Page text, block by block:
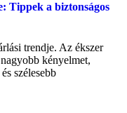
Tippek a biztonságos
trendje. Az ékszer
kényelmet,
szélesebb